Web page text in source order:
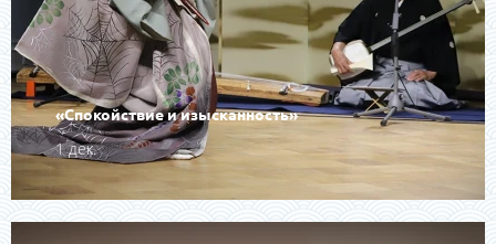
«Спокойствие и изысканность»
1 дек.